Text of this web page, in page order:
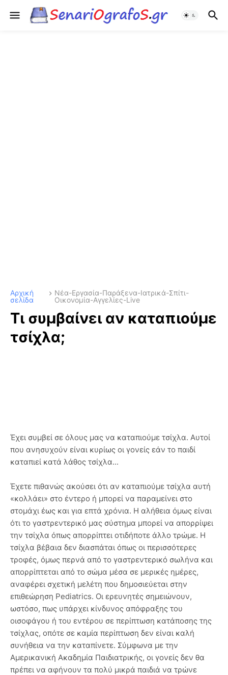
Αρχική
σελίδα
Νέα-Εργασία-Παράξενα-Ιατρικά-Σπίτι-
Οικονομία-Αγγελίες-Live
Τι συμβαίνει αν καταπιούμε
τσίχλα;
Έχει συμβεί σε όλους μας να καταπιούμε τσίχλα. Αυτοί
που ανησυχούν είναι κυρίως οι γονείς εάν το παιδί
καταπιεί κατά λάθος τσίχλα...
Έχετε πιθανώς ακούσει ότι αν καταπιούμε τσίχλα αυτή
«κολλάει» στο έντερο ή μπορεί να παραμείνει στο
στομάχι έως και για επτά χρόνια. Η αλήθεια όμως είναι
ότι το γαστρεντερικό μας σύστημα μπορεί να απορρίψει
την τσίχλα όπως απορρίπτει οτιδήποτε άλλο τρώμε. Η
τσίχλα βέβαια δεν διασπάται όπως οι περισσότερες
τροφές, όμως περνά από το γαστρεντερικό σωλήνα και
απορρίπτεται από το σώμα μέσα σε μερικές ημέρες,
αναφέρει σχετική μελέτη που δημοσιεύεται στην
επιθεώρηση Pediatrics. Οι ερευνητές σημειώνουν,
ωστόσο, πως υπάρχει κίνδυνος απόφραξης του
οισοφάγου ή του εντέρου σε περίπτωση κατάποσης της
τσίχλας, οπότε σε καμία περίπτωση δεν είναι καλή
συνήθεια να την καταπίνετε. Σύμφωνα με την
Αμερικανική Ακαδημία Παιδιατρικής, οι γονείς δεν θα
πρέπει να αφήνουν τα πολύ μικρά παιδιά να τρώνε